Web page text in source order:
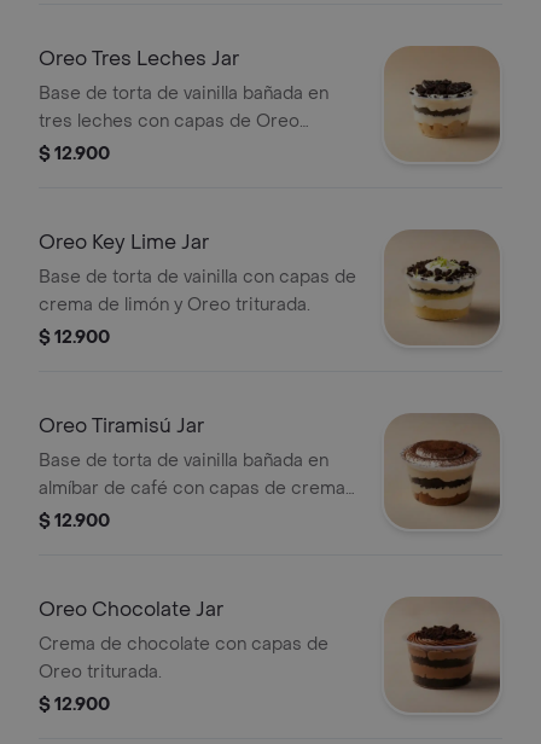
Oreo Tres Leches Jar
Base de torta de vainilla bañada en
tres leches con capas de Oreo
triturada.
$ 12.900
Oreo Key Lime Jar
Base de torta de vainilla con capas de
crema de limón y Oreo triturada.
$ 12.900
Oreo Tiramisú Jar
Base de torta de vainilla bañada en
almíbar de café con capas de crema
de tiramisú y Oreo.
$ 12.900
Oreo Chocolate Jar
Crema de chocolate con capas de
Oreo triturada.
$ 12.900